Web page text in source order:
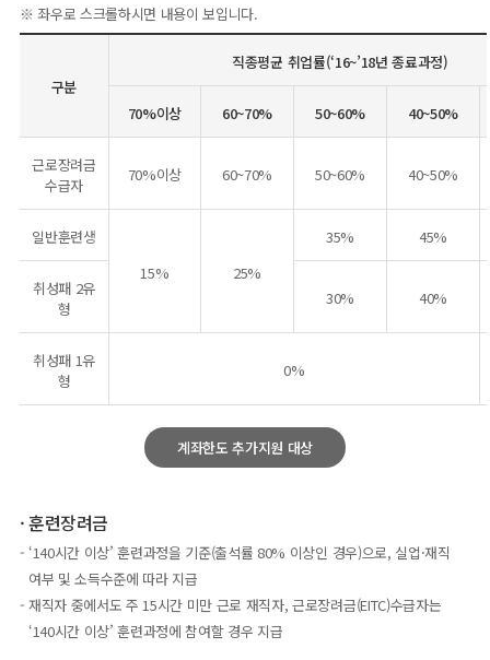
※ 좌우로 스크롤하시면 내용이 보입니다.
구분
직종평균 취업률(‘16~’18년 종료과정)
70%이상 60~70% 50~60% 40~50%
근로장려금
수급자
70%이상 60~70% 50~60% 40~50%
일반훈련생
15%
25%
35% 45%
취성패 2유
형
30% 40%
취성패 1유
형
0%
계좌한도 추가지원 대상
훈련장려금
‘140시간 이상’ 훈련과정을 기준(출석률 80% 이상인 경우)으로, 실업·재직
여부 및 소득수준에 따라 지급
재직자 중에서도 주 15시간 미만 근로 재직자, 근로장려금(EITC)수급자는
‘140시간 이상’ 훈련과정에 참여할 경우 지급